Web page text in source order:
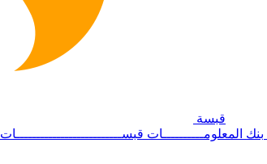
قبسة
بنك المعلومــــــــــات قبســــــــــــــــــــــــــات